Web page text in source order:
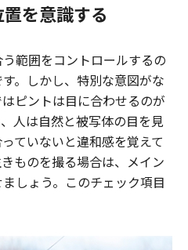
を意識する
範囲をコントロールするの
。しかし、特別な意図がな
ピントは目に合わせるのが
人は自然と被写体の目を見
ていないと違和感を覚えて
ものを撮る場合は、メイン
しょう。このチェック項目